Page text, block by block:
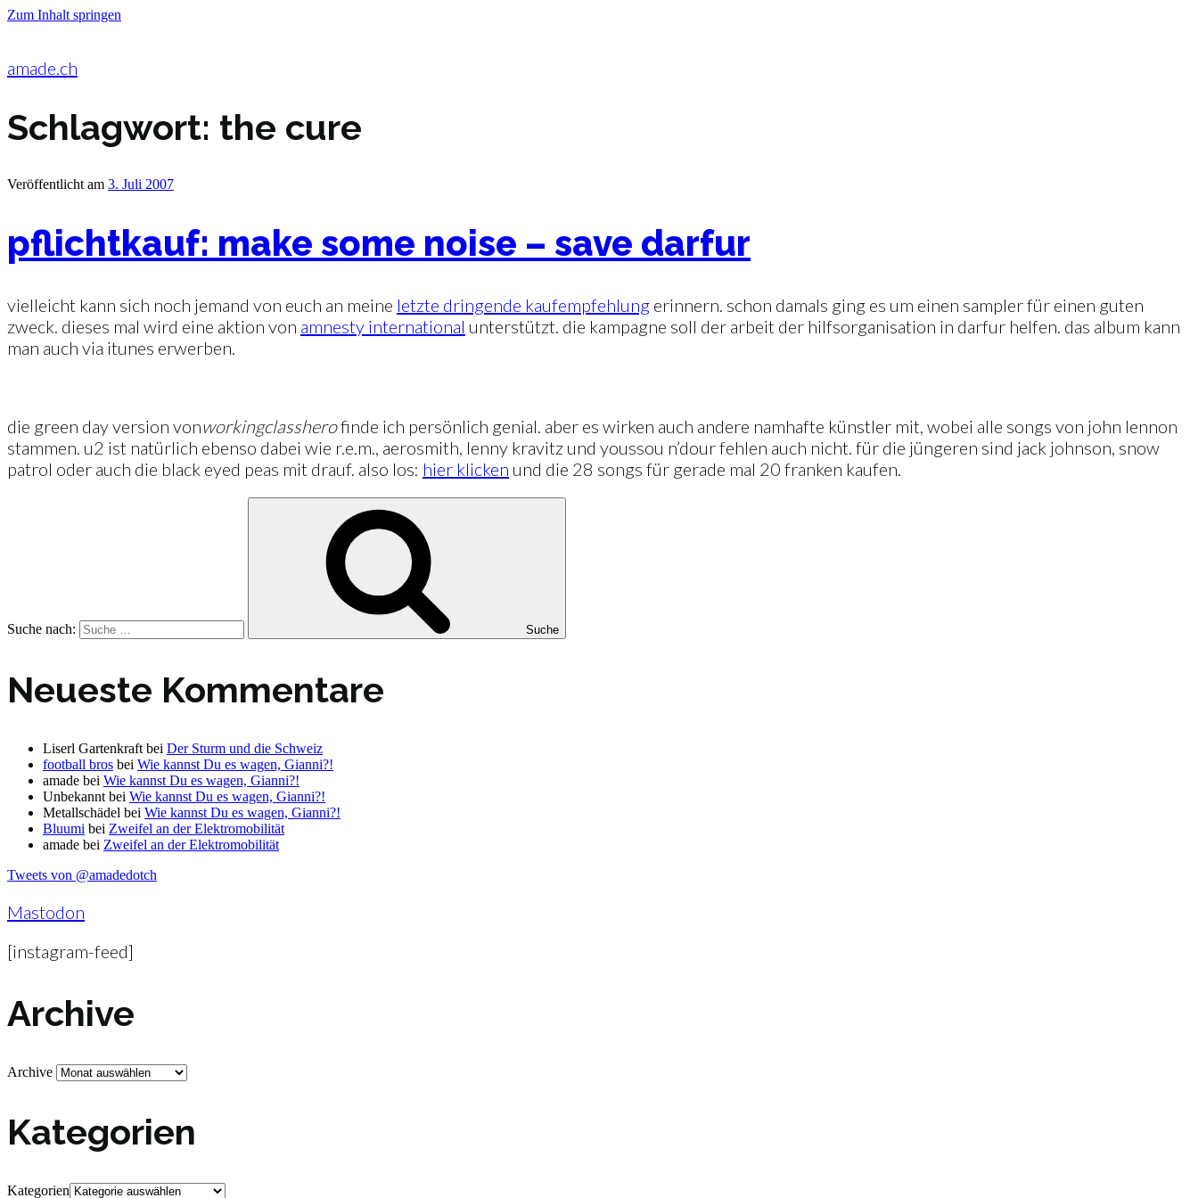
Zum Inhalt springen
amade.ch
Schlagwort: the cure
Veröffentlicht am 3. Juli 2007
pflichtkauf: make some noise – save darfur
vielleicht kann sich noch jemand von euch an meine letzte dringende kaufempfehlung erinnern. schon damals ging es um einen sampler für einen guten
zweck. dieses mal wird eine aktion von amnesty international unterstützt. die kampagne soll der arbeit der hilfsorganisation in darfur helfen. das album kann
man auch via itunes erwerben.
die green day version vonworkingclassherofinde ich persönlich genial. aber es wirken auch andere namhafte künstler mit, wobei alle songs von john lennon
stammen. u2 ist natürlich ebenso dabei wie r.e.m., aerosmith, lenny kravitz und youssou n’dour fehlen auch nicht. für die jüngeren sind jack johnson, snow
patrol oder auch die black eyed peas mit drauf. also los: hier klicken und die 28 songs für gerade mal 20 franken kaufen.
Suche nach: Suche
Neueste Kommentare
Liserl Gartenkraft bei Der Sturm und die Schweiz
football bros bei Wie kannst Du es wagen, Gianni?!
amade bei Wie kannst Du es wagen, Gianni?!
Unbekannt bei Wie kannst Du es wagen, Gianni?!
Metallschädel bei Wie kannst Du es wagen, Gianni?!
Bluumi bei Zweifel an der Elektromobilität
amade bei Zweifel an der Elektromobilität
Tweets von @amadedotch
Mastodon
[instagram-feed]
Archive
Archive
Kategorien
Kategorien